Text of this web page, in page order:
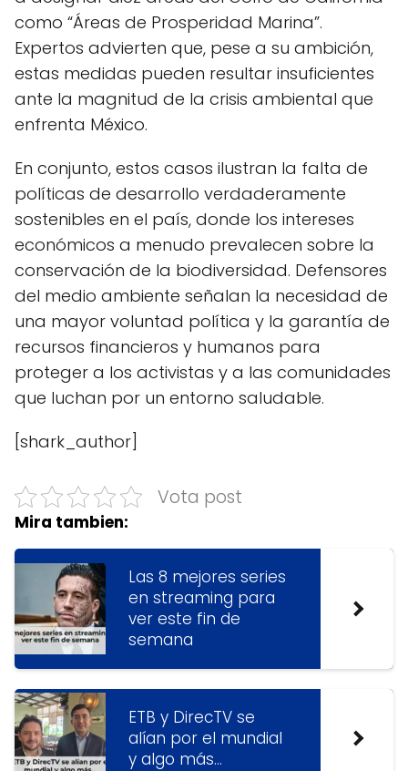
como “Áreas de Prosperidad Marina”.
Expertos advierten que, pese a su ambición,
estas medidas pueden resultar insuficientes
ante la magnitud de la crisis ambiental que
enfrenta México.
En conjunto, estos casos ilustran la falta de
políticas de desarrollo verdaderamente
sostenibles en el país, donde los intereses
económicos a menudo prevalecen sobre la
conservación de la biodiversidad. Defensores
del medio ambiente señalan la necesidad de
una mayor voluntad política y la garantía de
recursos financieros y humanos para
proteger a los activistas y a las comunidades
que luchan por un entorno saludable.
[shark_author]
Vota post
Mira tambien:
Las 8 mejores series
en streaming para
ver este fin de
semana
ETB y DirecTV se
alían por el mundial
y algo más…